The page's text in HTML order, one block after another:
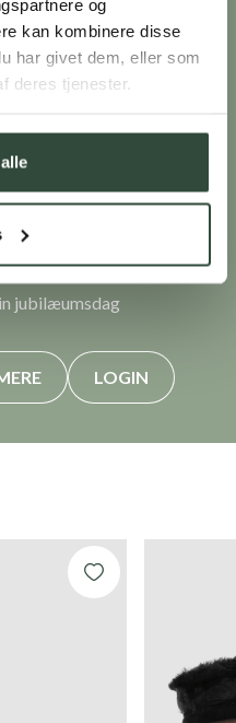
og
kan kombinere disse
har givet dem, eller som
deres tjenester.
tilbud og
rabatkoder før alle andre
fødselsdag
jubilæumsdag
LOGIN